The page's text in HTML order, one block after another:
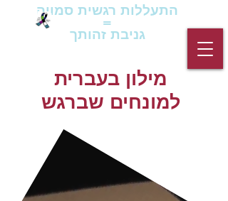
התעללות רגשית סמויה
=
גניבת זהותך
מילון בעברית
למונחים שברגש